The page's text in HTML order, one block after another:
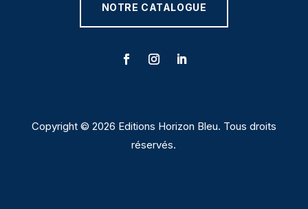
NOTRE CATALOGUE
Copyright © 2026 Editions Horizon Bleu. Tous droits
réservés.